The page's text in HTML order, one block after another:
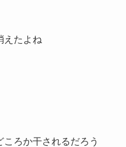
えたよね
ろか干されるだろう